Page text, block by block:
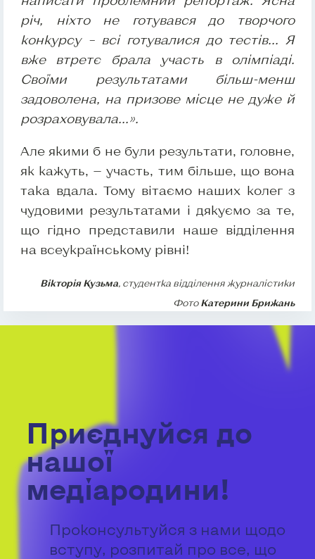
річ, ніхто не готувався до творчого
конкурсу – всі готувалися до тестів... Я
вже втретє брала участь в олімпіаді.
Своїми результатами більш-менш
задоволена, на призове місце не дуже й
розраховувала...».
Але якими б не були результати, головне,
як кажуть, — участь, тим більше, що вона
така вдала. Тому вітаємо наших колег з
чудовими результатами і дякуємо за те,
що гідно представили наше відділення
на всеукраїнському рівні!
Вікторія Кузьма, студентка відділення журналістики
ФотоКатерини Брижань
Приєднуйся до
нашої
медіародини!
Проконсультуйся з нами щодо
вступу, розпитай про все, що